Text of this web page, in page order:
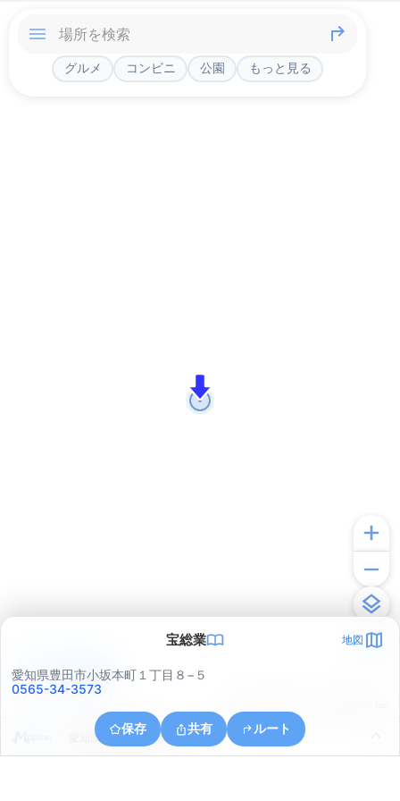
グルメ コンビニ 公園 もっと見る
宝総業 地図
愛知県豊田市小坂本町１丁目８−５
0565-34-3573
保存 共有 ルート
愛知県豊田市瑞穂町１丁目
アプリで見る